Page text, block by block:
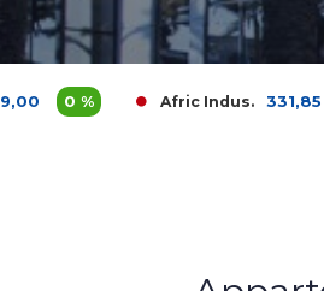
Afric Indus. 331,85 -0,02 %